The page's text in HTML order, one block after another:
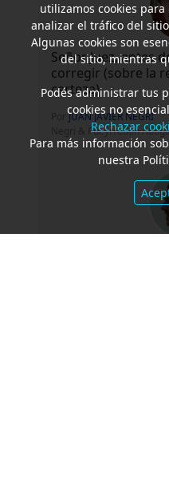
Señor Juez, antes
corregir (sobre la
certeza)
PorJUAN JAVIER NEGRI
Negri & Pueyrredón
utilizamos cookies
analizar el tráfico del
Algunas cookies son
del sitio, mientras
Podés administrar tus
cookies no
Rechazar
Para más información
nuestra